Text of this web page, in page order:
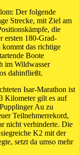
Der folgende
Strecke, mit Ziel am
die
ersten 180-Grad-
das richtige
Boote
im Wildwasser
dahinfließt.
Isar-Marathon ist
Kilometer gilt es auf
Au zu
Teilnehmerrekord,
nicht verhinderte. Die
K2 mit der
setzt da umso mehr